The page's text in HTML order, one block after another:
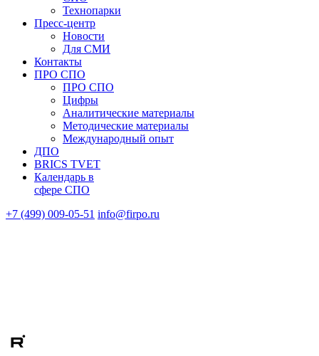
Технопарки
Пресс-центр
Новости
Для СМИ
Контакты
ПРО СПО
ПРО СПО
Цифры
Аналитические материалы
Методические материалы
Международный опыт
ДПО
BRICS TVET
Календарь в
сфере СПО
+7 (499) 009-05-51 info@firpo.ru